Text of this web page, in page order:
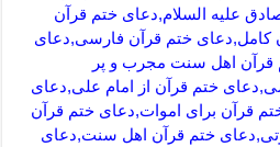
علیه السلام,دعای ختم قرآن
کامل,دعای ختم قرآن فارسی,دعای
اهل سنت مجرب و پر
ختم قرآن از امام علی,دعای
قرآن برای اموات,دعای ختم قرآن
ختم قرآن اهل سنت,دعای